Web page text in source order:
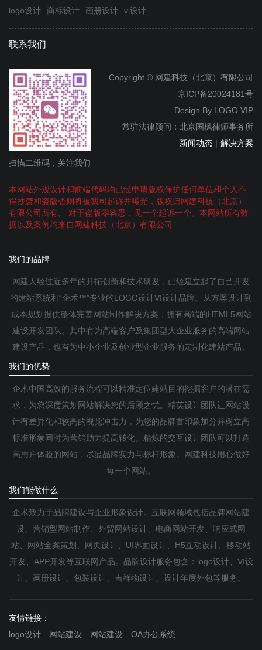
logo设计 商标设计 画册设计 vi设计
联系我们
扫描二维码，关注我们
Copyright © 网建科技（北京）有限公司
京ICP备20024181号
Design By LOGO.VIP
常驻法律顾问：北京国枫律师事务所
新闻动态 | 解决方案
本网站外观设计和前端代码均已经申请版权保护任何单位和个人不
得抄袭和盗版否则将被我司起诉并曝光，版权归网建科技（北京）
有限公司所有。 对于盗版零容忍，见一个起诉一个。本网站所有数
据以及案例均来自网建科技（北京）有限公司
我们的品牌
网建人经过近多年的开拓创新和技术研发，已经建立起了自己开发
的建站系统和“企术™”专业的LOGO设计VI设计品牌。从方案设计到
成本规划提供整体完善网站制作解决方案，拥有高端的HTML5网站
建设开发团队。其中有为高端客户及集团型大企业服务的高端网站
建设产品，也有为中小企业及创业型企业服务的定制化建站产品。
我们的优势
企术中国高效的服务流程可以精准定位建站目的挖掘客户的潜在需
求，为您深度策划网站解决您的后顾之忧。精英设计团队让网站设
计有差异化和较高的视觉冲击力，为您的品牌首印象加分并树立高
标准形象同时为营销助力提高转化。精炼的交互设计团队可以打造
高用户体验的网站，尽显品牌实力与标杆形象。网建科技用心做好
每一个网站。
我们能做什么
企术致力于品牌建设与企业形象设计。互联网领域包括品牌网站建
设、营销型网站制作、外贸网站设计、电商网站开发、响应式网
站、网站全案策划、网页设计、UI界面设计、H5互动设计、移动站
开发、APP开发等互联网产品。品牌设计服务包含：logo设计、VI设
计、画册设计、包装设计、吉祥物设计、设计年度外包等服务。
友情链接：
logo设计
网站建设 网站建设 OA办公系统